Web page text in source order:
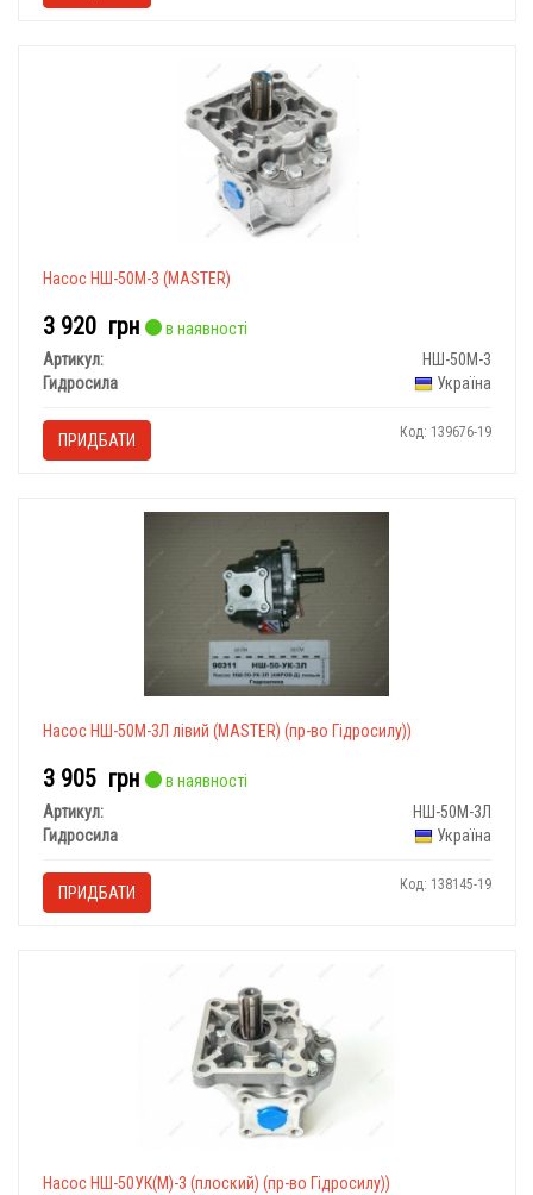
Насос НШ-50М-3 (МASTER)
3 920 грн
в наявності
Артикул:
НШ-50М-3
Гидросила
Україна
ПРИДБАТИ Код: 139676-19
Насос НШ-50М-3Л лівий (МASTER) (пр-во Гідросилу))
3 905 грн
в наявності
Артикул:
НШ-50М-3Л
Гидросила
Україна
ПРИДБАТИ Код: 138145-19
Насос НШ-50УК(М)-3 (плоский) (пр-во Гідросилу))